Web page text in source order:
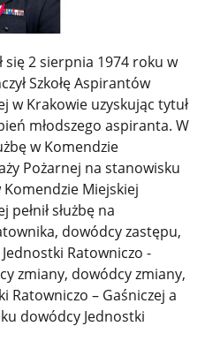
się 2 sierpnia 1974 roku w
Szkołę Aspirantów
w Krakowie uzyskując tytuł
młodszego aspiranta. W
w Komendzie
Pożarnej na stanowisku
Miejskiej
służbę na
dowódcy zastępu,
Ratowniczo -
zmiany, dowódcy zmiany,
Ratowniczo – Gaśniczej a
dowódcy Jednostki